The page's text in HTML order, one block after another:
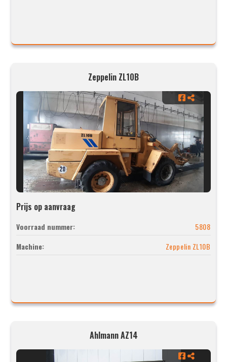
Zeppelin ZL10B
Prijs op aanvraag
Voorraad nummer:
5808
Machine:
Zeppelin ZL10B
Ahlmann AZ14